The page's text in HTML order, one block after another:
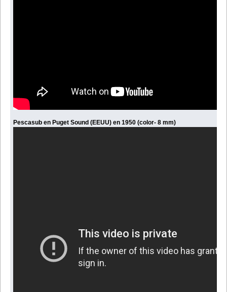
Pescasub en Puget Sound (EEUU) en 1950 (color- 8 mm)